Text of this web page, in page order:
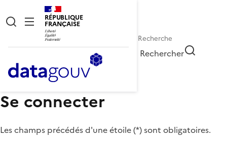
RÉPUBLIQUE
FRANÇAISE
Rechercher
Se connecter
Les champs précédés d'une étoile (*) sont obligatoires.